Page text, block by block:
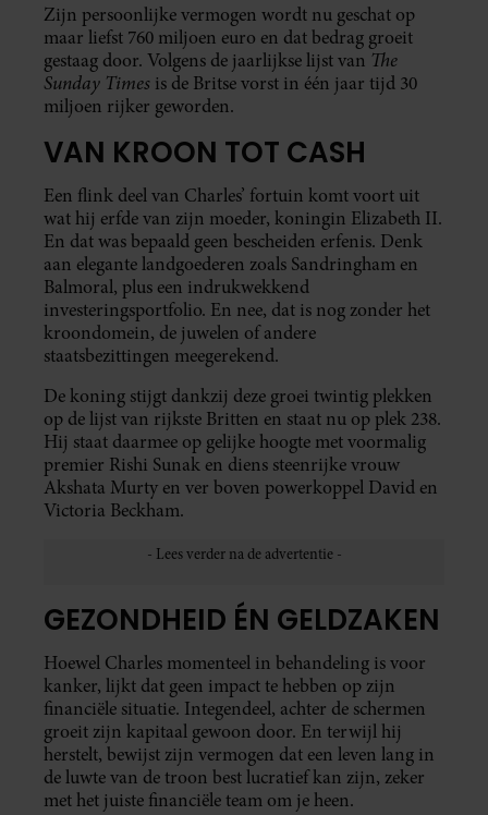
Zijn persoonlijke vermogen wordt nu geschat op
maar liefst 760 miljoen euro en dat bedrag groeit
gestaag door. Volgens de jaarlijkse lijst van The
Sunday Times is de Britse vorst in één jaar tijd 30
miljoen rijker geworden.
VAN KROON TOT CASH
Een flink deel van Charles’ fortuin komt voort uit
wat hij erfde van zijn moeder, koningin Elizabeth II.
En dat was bepaald geen bescheiden erfenis. Denk
aan elegante landgoederen zoals Sandringham en
Balmoral, plus een indrukwekkend
investeringsportfolio. En nee, dat is nog zonder het
kroondomein, de juwelen of andere
staatsbezittingen meegerekend.
De koning stijgt dankzij deze groei twintig plekken
op de lijst van rijkste Britten en staat nu op plek 238.
Hij staat daarmee op gelijke hoogte met voormalig
premier Rishi Sunak en diens steenrijke vrouw
Akshata Murty en ver boven powerkoppel David en
Victoria Beckham.
GEZONDHEID ÉN GELDZAKEN
Hoewel Charles momenteel in behandeling is voor
kanker, lijkt dat geen impact te hebben op zijn
financiële situatie. Integendeel, achter de schermen
groeit zijn kapitaal gewoon door. En terwijl hij
herstelt, bewijst zijn vermogen dat een leven lang in
de luwte van de troon best lucratief kan zijn, zeker
met het juiste financiële team om je heen.